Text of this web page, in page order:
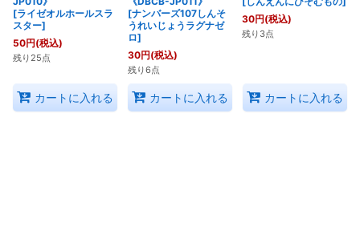
[ライゼオルホールスラ
スター]
50円(税込)
残り25点
カートに入れる
[ナンバーズ107しんそ
うれいじょうラグナゼ
ロ]
30円(税込)
残り6点
カートに入れる
30円(税込)
残り3点
カートに入れる